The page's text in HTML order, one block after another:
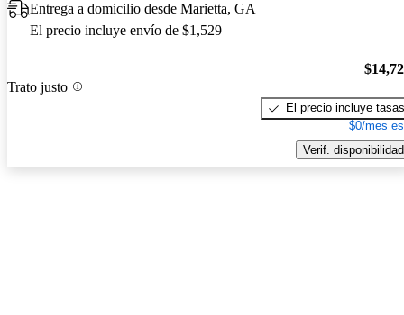
Entrega a domicilio desde Marietta, GA
El precio incluye envío de $1,529
Trato justo
El precio incluye tasas
$0/mes
Verif. disponibilidad